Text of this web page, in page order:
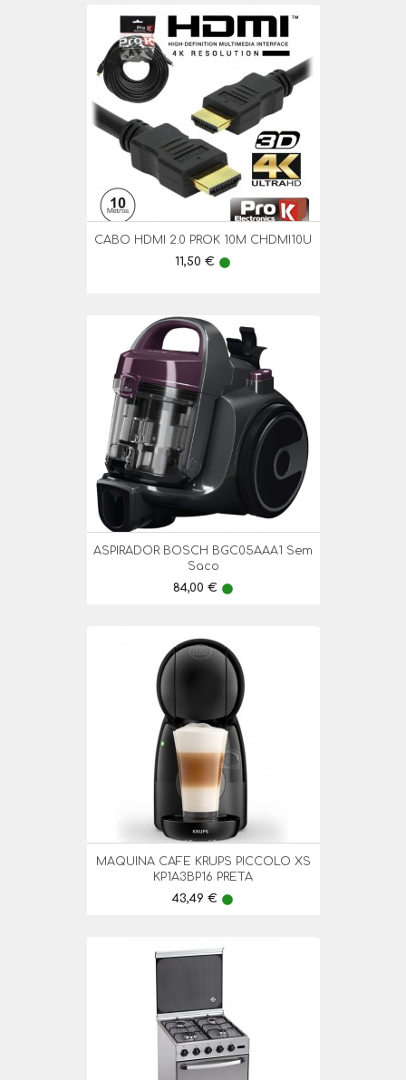
CABO HDMI 2.0 PROK 10M CHDMI10U
Preço
11,50 € lens
ASPIRADOR BOSCH BGC05AAA1 Sem
Saco
Preço
84,00 € lens
MAQUINA CAFE KRUPS PICCOLO XS
KP1A3BP16 PRETA
Preço
43,49 € lens